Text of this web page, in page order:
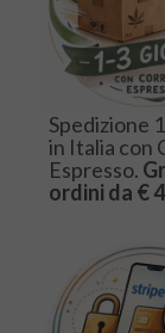
Spedizione
in Italia con
Espresso.
ordini da €